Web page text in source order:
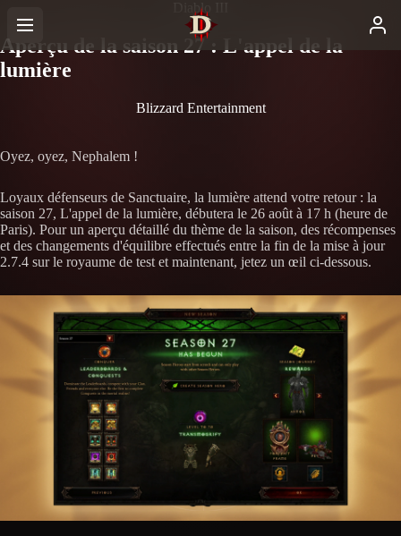
Diablo III
Aperçu de la saison 27 : L'appel de la
lumière
Blizzard Entertainment
Oyez, oyez, Nephalem !
Loyaux défenseurs de Sanctuaire, la lumière attend votre retour : la
saison 27, L'appel de la lumière, débutera le 26 août à 17 h (heure de
Paris). Pour un aperçu détaillé du thème de la saison, des récompenses
et des changements d'équilibre effectués entre la fin de la mise à jour
2.7.4 sur le royaume de test et maintenant, jetez un œil ci-dessous.